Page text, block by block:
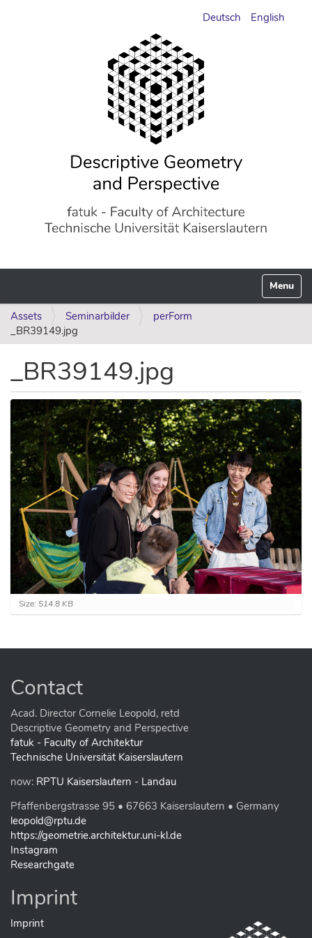
Deutsch English
Toggle
Assets Seminarbilder
perForm
_BR39149.jpg
_BR39149.jpg
C
l
k
v
i
e
f
u
l
-
i
z
i
m
a
…
Size: 514.8 KB
Contact
Acad. Director Cornelie Leopold, retd
Descriptive Geometry and Perspective
fatuk - Faculty of Architektur
Technische Universität Kaiserslautern
now: RPTU Kaiserslautern - Landau
Pfaffenbergstrasse 95 • 67663 Kaiserslautern • Germany
leopold@rptu.de
https://geometrie.architektur.uni-kl.de
Instagram
Researchgate
Imprint
Imprint